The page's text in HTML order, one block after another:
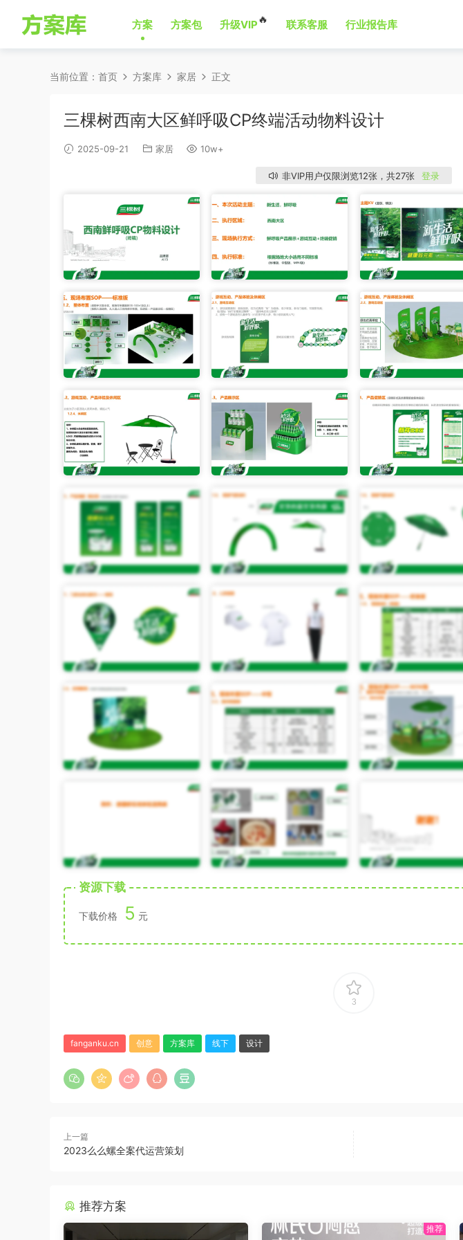
方案 方案包 升级VIP🔥 联系客服 行业报告库
当前位置： 首页 方案库 家居 正文
三棵树西南大区鲜呼吸CP终端活动物料设计
2025-09-21 家居 10w+
非VIP用户仅限浏览12张，共27张 登录
资源下载
下载价格 5 元
3
fanganku.cn 创意 方案库 线下 设计
上一篇
2023么么螺全案代运营策划
推荐方案